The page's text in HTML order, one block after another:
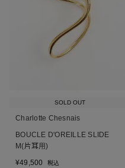
SOLD OUT
Charlotte Chesnais
BOUCLE D'OREILLE SLIDE
M(片耳用)
¥49,500 税込